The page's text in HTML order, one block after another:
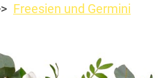
Freesien und Germini